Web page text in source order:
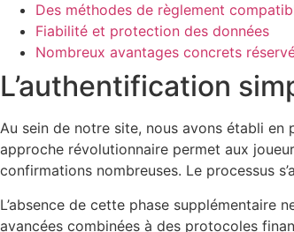
Des méthodes de règlement
Fiabilité et protection des données
Nombreux avantages concrets
L’authentification
Au sein de notre site, nous avons établi
approche révolutionnaire permet aux
confirmations nombreuses. Le processus
L’absence de cette phase
avancées combinées à des protocoles